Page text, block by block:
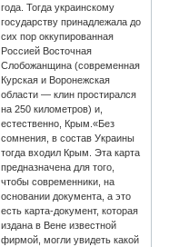
года. Тогда украинскому
государству принадлежала до
сих пор оккупированная
Россией Восточная
Слобожанщина (современная
Курская и Воронежская
области — клин простирался
на 250 километров) и,
естественно, Крым.«Без
сомнения, в состав Украины
тогда входил Крым. Эта карта
предназначена для того,
чтобы современники, на
основании документа, а это
есть карта-документ, которая
издана в Вене известной
фирмой, могли увидеть какой